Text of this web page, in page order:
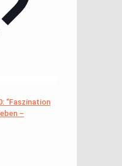
“Faszination
–